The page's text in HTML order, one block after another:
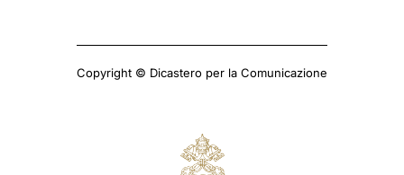
Copyright © Dicastero per la Comunicazione